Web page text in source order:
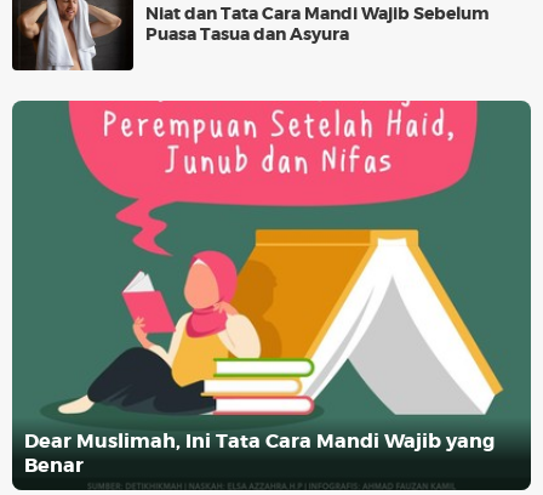
Niat dan Tata Cara Mandi Wajib Sebelum
Puasa Tasua dan Asyura
Dear Muslimah, Ini Tata Cara Mandi Wajib yang
Benar